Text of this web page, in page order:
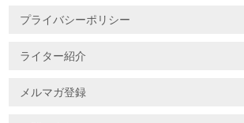
プライバシーポリシー
ライター紹介
メルマガ登録